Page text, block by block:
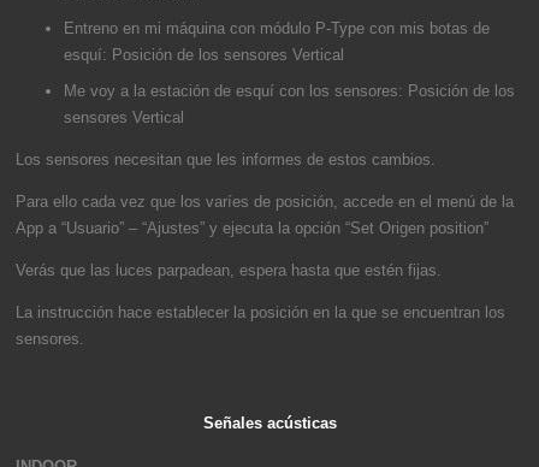
Entreno en mi máquina con módulo P-Type con mis botas de
esquí: Posición de los sensores Vertical
Me voy a la estación de esquí con los sensores: Posición de los
sensores Vertical
Los sensores necesitan que les informes de estos cambios.
Para ello cada vez que los varíes de posición, accede en el menú de la
App a “Usuario” – “Ajustes” y ejecuta la opción “Set Origen position”
Verás que las luces parpadean, espera hasta que estén fijas.
La instrucción hace establecer la posición en la que se encuentran los
sensores.
Señales acústicas